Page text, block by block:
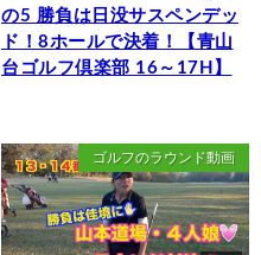
の5 勝負は日没サスペンデッ
ド！8ホールで決着！【青山
台ゴルフ倶楽部 16～17H】
ゴルフのラウンド動画